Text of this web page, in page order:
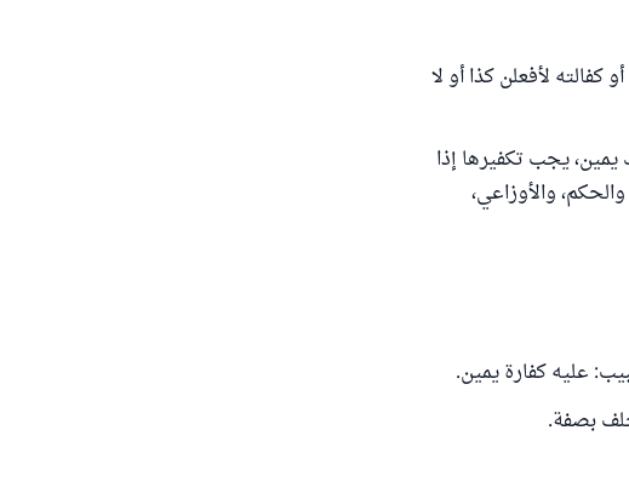
كفالته لأفعلن كذا أو لا
‌يمين، يجب تكفيرها إذا
والأوزاعي،
عليه كفارة ‌يمين.
بصفة.